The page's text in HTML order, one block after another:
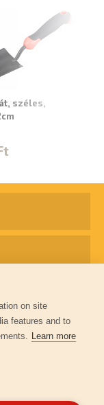
széles,
on site
features and to
Learn more